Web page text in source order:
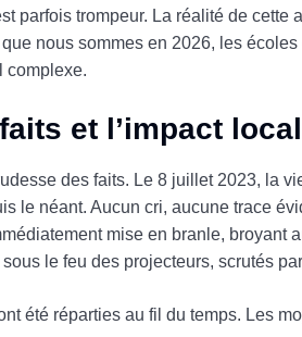
parfois trompeur. La réalité de
nous sommes en 2026, les
complexe.
et l’impact local
des faits. Le 8 juillet 2023, la
le néant. Aucun cri, aucune trace
mise en branle, broyant
le feu des projecteurs, scrutés
été réparties au fil du temps. Les